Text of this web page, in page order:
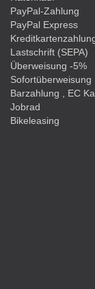
PayPal-Zahlung
PayPal Express
Lastschrift (SEPA)
Überweisung -5%
Sofortüberweisung
Barzahlung , EC
Jobrad
Bikeleasing